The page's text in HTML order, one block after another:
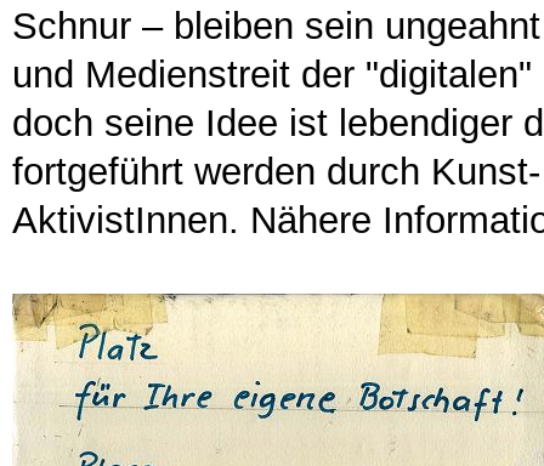
Schnur – bleiben sein
und Medienstreit der
doch seine Idee ist lebendiger
fortgeführt werden durch
AktivistInnen. Nähere